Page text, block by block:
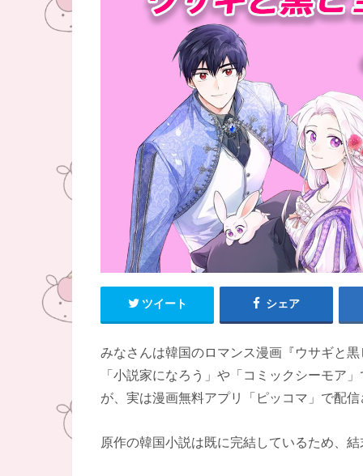
ツイート シェア
みなさんは韓国のロマンス漫画『ウサギと
「小説家になろう」や「コミックシーモア
が、実は漫画無料アプリ「ピッコマ」で配
原作の韓国小説は既に完結しているため、